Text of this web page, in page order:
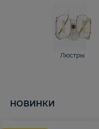
Люстры
НОВИНКИ